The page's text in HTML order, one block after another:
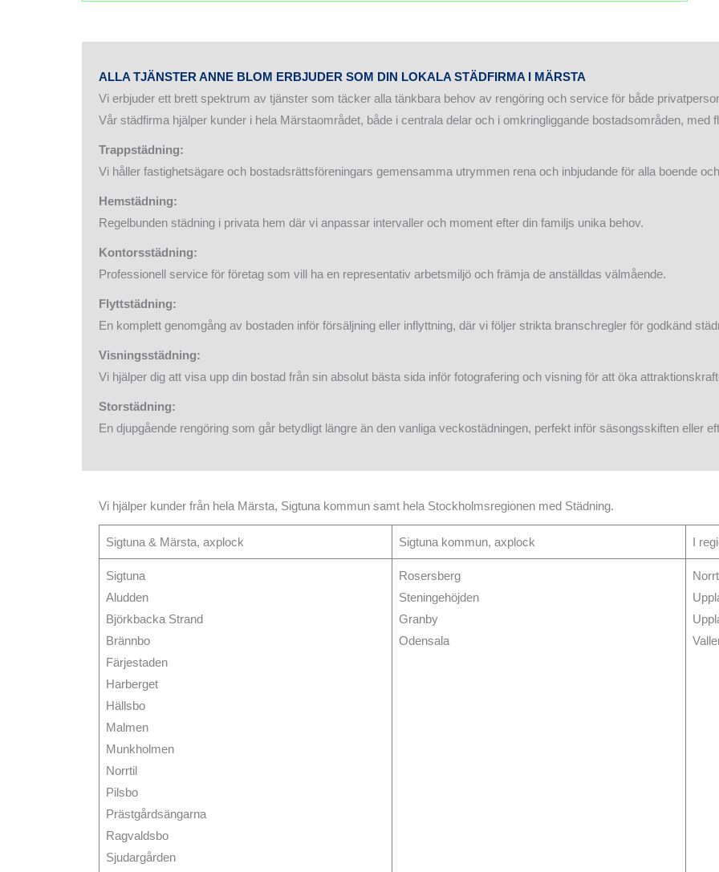
ALLA TJÄNSTER ANNE BLOM ERBJUDER SOM DIN LOKALA STÄDFIRMA I MÄRSTA
Vi erbjuder ett brett spektrum av tjänster som täcker alla tänkbara behov av rengöring och service för både
Vår städfirma hjälper kunder i hela Märstaområdet, både i centrala delar och i omkringliggande bostadsområden, med
Trappstädning:
Vi håller fastighetsägare och bostadsrättsföreningars gemensamma utrymmen rena och inbjudande för alla boende
Hemstädning:
Regelbunden städning i privata hem där vi anpassar intervaller och moment efter din familjs unika behov.
Kontorsstädning:
Professionell service för företag som vill ha en representativ arbetsmiljö och främja de anställdas välmående.
Flyttstädning:
En komplett genomgång av bostaden inför försäljning eller inflyttning, där vi följer strikta branschregler för godkänd
Visningsstädning:
Vi hjälper dig att visa upp din bostad från sin absolut bästa sida inför fotografering och visning för att öka
Storstädning:
En djupgående rengöring som går betydligt längre än den vanliga veckostädningen, perfekt inför säsongsskiften eller
Vi hjälper kunder från hela Märsta, Sigtuna kommun samt hela Stockholmsregionen med Städning.
Sigtuna & Märsta, axplock Sigtuna kommun, axplock I
Sigtuna
Aludden
Björkbacka Strand
Brännbo
Färjestaden
Harberget
Hällsbo
Malmen
Munkholmen
Norrtil
Pilsbo
Prästgårdsängarna
Ragvaldsbo
Sjudargården
Rosersberg
Steningehöjden
Granby
Odensala